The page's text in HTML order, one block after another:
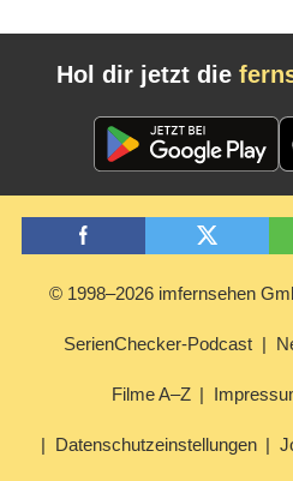
Hol dir jetzt die
© 1998–2026 imfernsehen
SerienChecker-Podcast
Filme A–Z
Datenschutzeinstellungen